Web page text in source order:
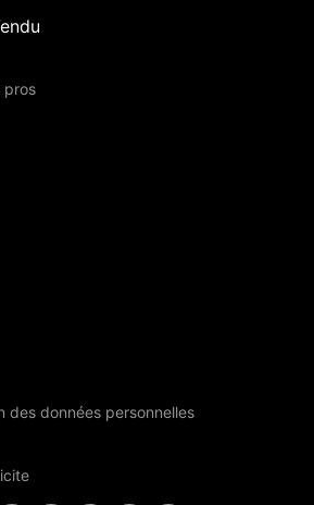
pros
des données personnelles